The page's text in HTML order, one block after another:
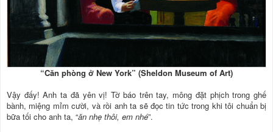
“Căn phòng ở New York” (Sheldon Museum of Art)
Vậy đấy! Anh ta đã yên vị! Tờ báo trên tay, mông đặt phịch trong ghế
bành, miệng mỉm cười, và rồi anh ta sẽ đọc tin tức trong khi tôi chuẩn bị
bữa tối cho anh ta, “ăn nhẹ thôi, em nhé”.